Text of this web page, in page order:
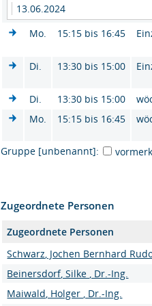
13.06.2024
Mo.
15:15 bis 16:45
Di. 13:30 bis 15:00
Di.
13:30 bis 15:00
Mo.
15:15 bis 16:45
Gruppe [unbenannt]:
Zugeordnete Personen
Zugeordnete Personen
Schwarz, Jochen Bernhard
Beinersdorf, Silke , Dr.-Ing.
Maiwald, Holger , Dr.-Ing.